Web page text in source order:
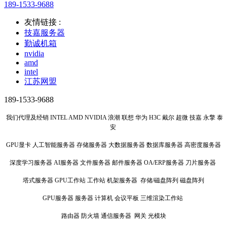
189-1533-9688
友情链接 :
技嘉服务器
勤诚机箱
nvidia
amd
intel
江苏网盟
189-1533-9688
我们代理及经销 INTEL AMD NVIDIA 浪潮 联想 华为 H3C 戴尔 超微 技嘉 永擎 泰
安
GPU显卡 人工智能服务器 存储服务器 大数据服务器 数据库服务器 高密度服务器
深度学习服务器 AI服务器 文件服务器 邮件服务器 OA/ERP服务器 刀片服务器
塔式服务器 GPU工作站 工作站 机架服务器 存储/磁盘阵列 磁盘阵列
GPU服务器 服务器 计算机 会议平板 三维渲染工作站
路由器 防火墙 通信服务器 网关 光模块